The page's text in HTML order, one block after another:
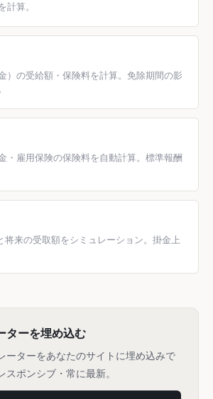
計算。
）の受給額・保険料を計算。免除期間の影
・雇用保険の保険料を自動計算。標準報酬
将来の受取額をシミュレーション。掛金上
ターを埋め込む
ーターをあなたのサイトに埋め込みで
スポンシブ・常に最新。